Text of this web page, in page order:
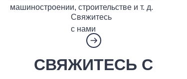
машиностроении, строительстве и т. д.
Свяжитесь
с нами
СВЯЖИТЕСЬ С